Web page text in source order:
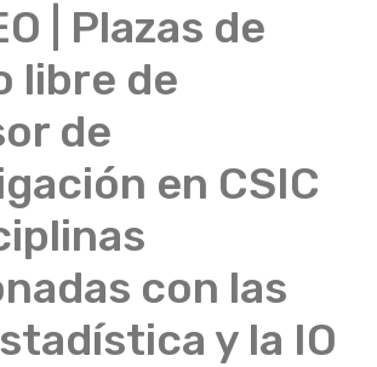
| Plazas de
libre de
de
en CSIC
con las
y la IO